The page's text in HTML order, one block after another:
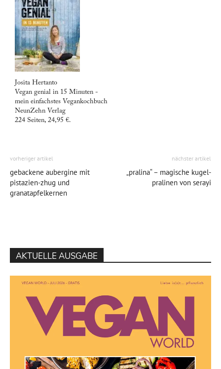
Josita Hertanto
Vegan genial in 15 Minuten -
mein einfachstes Vegankochbuch
NeunZehn Verlag
224 Seiten, 24,95 €.
vorheriger artikel
gebackene aubergine mit
pistazien-zhug und
granatapfelkernen
nächster artikel
„pralina“ – magische kugel-
pralinen von serayi
AKTUELLE AUSGABE